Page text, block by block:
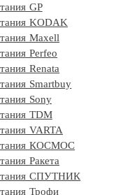
GP
KODAK
Maxell
Perfeo
Renata
Smartbuy
Sony
TDM
VARTA
КОСМОС
Ракета
СПУТНИК
Трофи